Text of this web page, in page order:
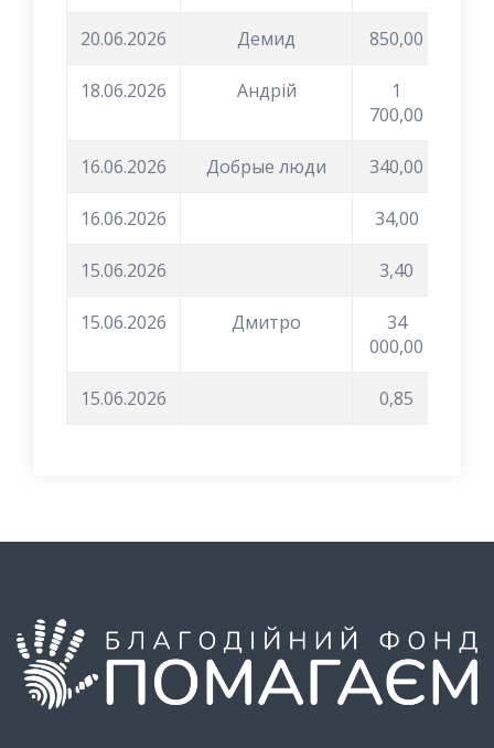
20.06.2026 Демид 850,00
18.06.2026 Андрій
1
700,00
16.06.2026 Добрые люди 340,00
16.06.2026 34,00
15.06.2026 3,40
15.06.2026 Дмитро
34
000,00
15.06.2026 0,85